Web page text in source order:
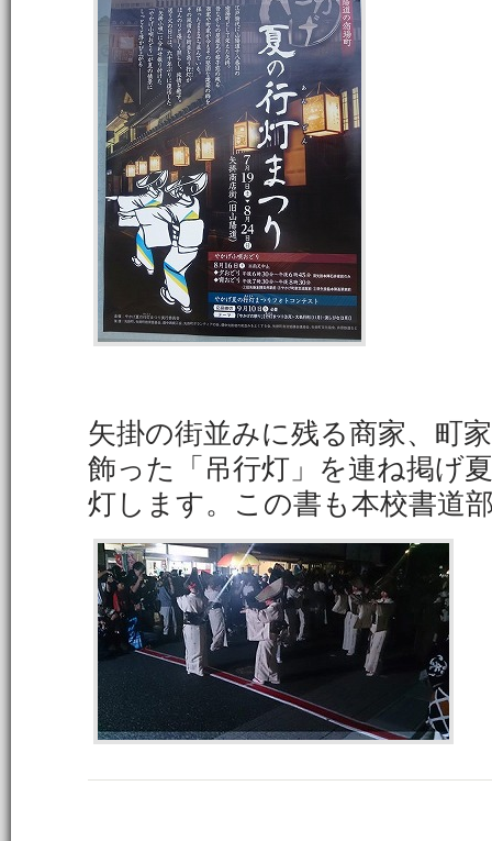
矢掛の街並みに残る商家、町
飾った「吊行灯」を連ね掲げ
灯します。この書も本校書道